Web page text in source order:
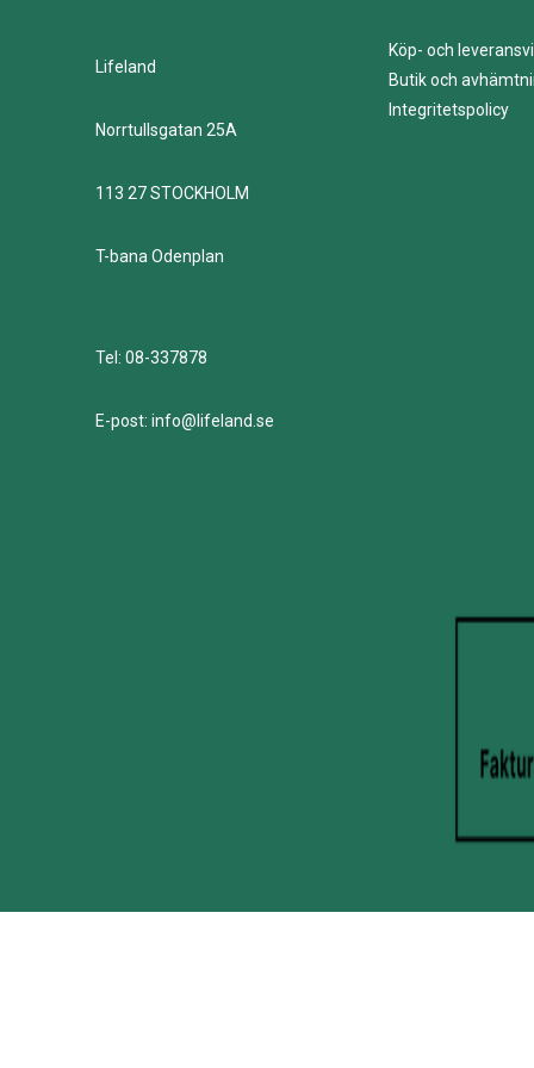
Lifeland
Norrtullsgatan 25A
113 27 STOCKHOLM
T-bana Odenplan
Tel: 08-337878
E-post: info@lifeland.se
Köp- och
Butik och
Integritetspolicy